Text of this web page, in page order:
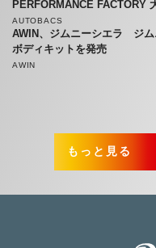
PERFORMANCE FACTORY
AUTOBACS
AWIN、ジムニーシエラ ジ
ボディキットを発売
AWIN
もっと見る